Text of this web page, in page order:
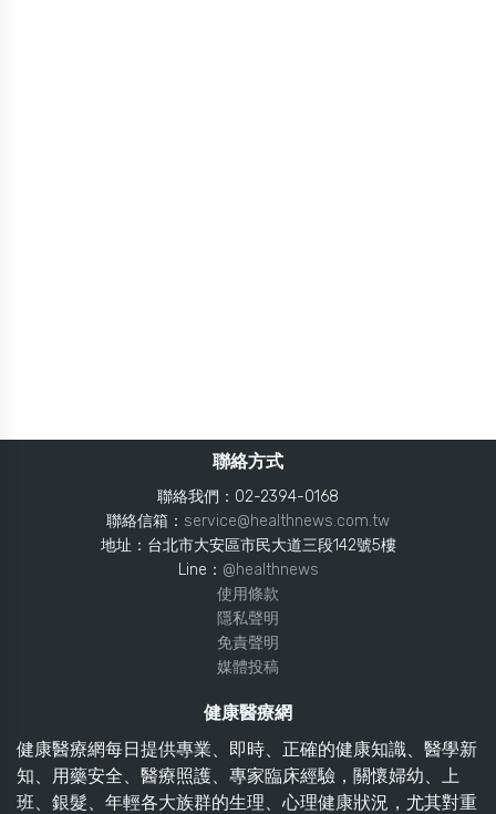
聯絡方式
聯絡我們：02-2394-0168
聯絡信箱： service@healthnews.com.tw
地址：台北市大安區市民大道三段142號5樓
Line： @healthnews
使用條款
隱私聲明
免責聲明
媒體投稿
健康醫療網
健康醫療網每日提供專業、即時、正確的健康知識、醫學新
知、用藥安全、醫療照護、專家臨床經驗，關懷婦幼、上
班、銀髮、年輕各大族群的生理、心理健康狀況，尤其對重